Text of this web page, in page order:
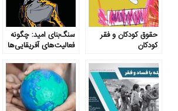
حقوق کودکان و فقر
کودکان
سنگ‌بنای امید: چگونه
فعالیت‌های آفریقایی‌ها
می‌کند تا فقر جهانی را
به چالش بکشد